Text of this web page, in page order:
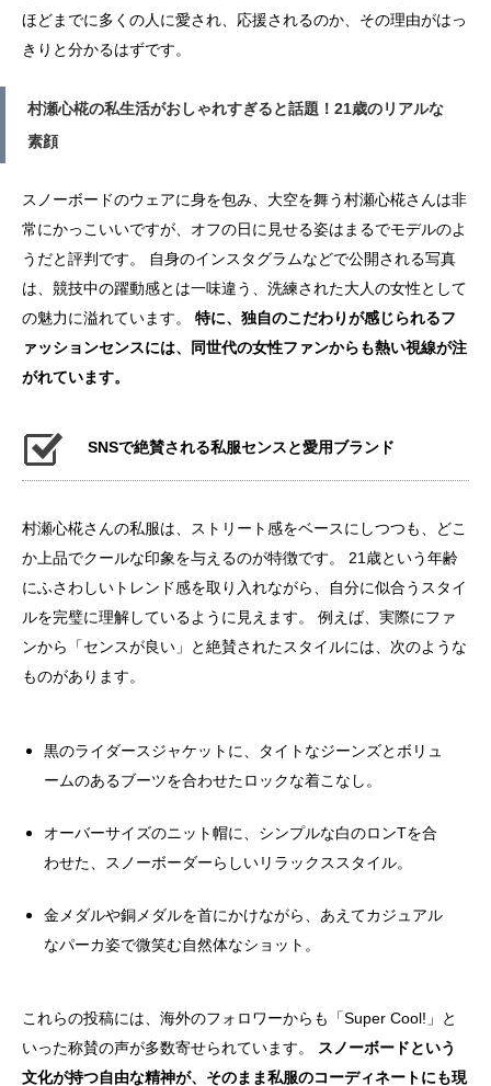
ほどまでに多くの人に愛され、応援されるのか、その理由がはっ
きりと分かるはずです。
村瀬心椛の私生活がおしゃれすぎると話題！21歳のリアルな
素顔
スノーボードのウェアに身を包み、大空を舞う村瀬心椛さんは非
常にかっこいいですが、オフの日に見せる姿はまるでモデルのよ
うだと評判です。 自身のインスタグラムなどで公開される写真
は、競技中の躍動感とは一味違う、洗練された大人の女性として
の魅力に溢れています。 特に、独自のこだわりが感じられるフ
ァッションセンスには、同世代の女性ファンからも熱い視線が注
がれています。
SNSで絶賛される私服センスと愛用ブランド
村瀬心椛さんの私服は、ストリート感をベースにしつつも、どこ
か上品でクールな印象を与えるのが特徴です。 21歳という年齢
にふさわしいトレンド感を取り入れながら、自分に似合うスタイ
ルを完璧に理解しているように見えます。 例えば、実際にファ
ンから「センスが良い」と絶賛されたスタイルには、次のような
ものがあります。
黒のライダースジャケットに、タイトなジーンズとボリュ
ームのあるブーツを合わせたロックな着こなし。
オーバーサイズのニット帽に、シンプルな白のロンTを合
わせた、スノーボーダーらしいリラックススタイル。
金メダルや銅メダルを首にかけながら、あえてカジュアル
なパーカ姿で微笑む自然体なショット。
これらの投稿には、海外のフォロワーからも「Super Cool!」と
いった称賛の声が多数寄せられています。
スノーボードという
文化が持つ自由な精神が、そのまま私服のコーディネートにも現